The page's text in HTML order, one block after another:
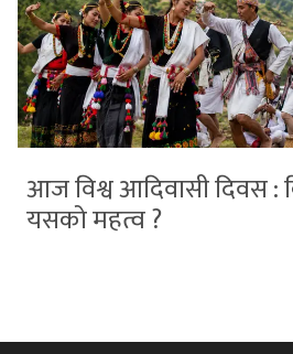
आज विश्व आदिवासी दिवस :
यसको महत्व ?